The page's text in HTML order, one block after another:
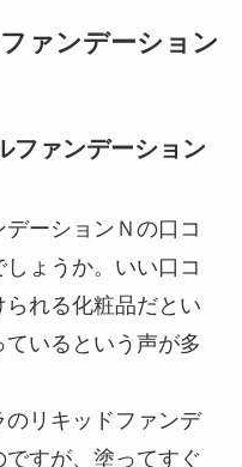
ァンデーション
ファンデーション
ーションＮの口コ
ょうか。いい口コ
られる化粧品だとい
いるという声が多
リキッドファンデ
すが、塗ってすぐ